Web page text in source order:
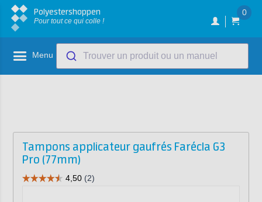
Polyestershoppen
Pour tout ce qui colle !
0
Menu Trouver un produit ou un manuel
Tampons applicateur gaufrés Farécla G3
Pro (77mm)